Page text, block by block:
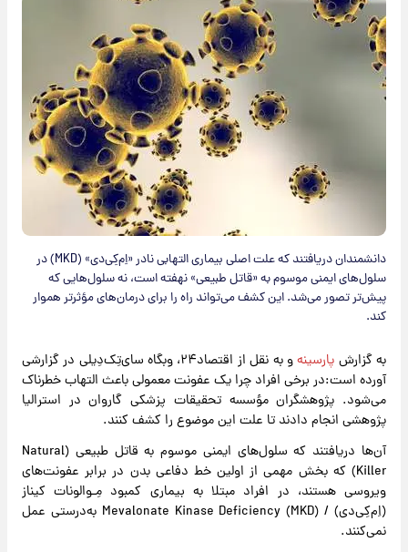
دانشمندان دریافتند که علت اصلی بیماری التهابی نادر «اِم‌کِی‌دی» (MKD) در
سلول‌های ایمنی موسوم به «قاتل طبیعی» نهفته است، نه سلول‌هایی که
پیش‌تر تصور می‌شد. این کشف می‌تواند راه را برای درمان‌های مؤثرتر هموار
کند.
به گزارش پارسینه
و به نقل از اقتصاد۲۴، وبگاه سای‌تِک‌دِیلی در گزارشی
آورده است:در برخی افراد چرا یک عفونت معمولی باعث التهاب خطرناک
می‌شود. پژوهشگران مؤسسه تحقیقات پزشکی گاروان در استرالیا
پژوهشی انجام دادند تا علت این موضوع را کشف کنند.
آن‌ها دریافتند که سلول‌های ایمنی موسوم به قاتل طبیعی (Natural
Killer) که بخش مهمی از اولین خط دفاعی بدن در برابر عفونت‌های
ویروسی هستند، در افراد مبتلا به بیماری کمبود مِـوالونات کیناز
(اِم‌کِی‌دی) / (MKD) Mevalonate Kinase Deficiency به‌درستی عمل
نمی‌کنند.